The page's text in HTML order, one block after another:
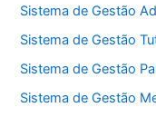
Sistema de Gestão
Sistema de Gestão
Sistema de Gestão
Sistema de Gestão